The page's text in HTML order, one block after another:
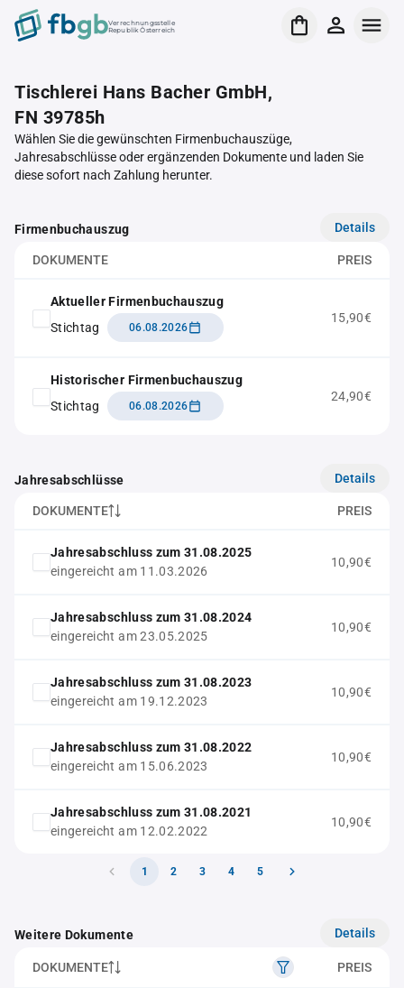
Verrechnungsstelle
Republik Österreich
Tischlerei Hans Bacher GmbH,
FN 39785h
Wählen Sie die gewünschten Firmenbuchauszüge,
Jahresabschlüsse oder ergänzenden Dokumente und laden Sie
diese sofort nach Zahlung herunter.
Firmenbuchauszug Details
DOKUMENTE PREIS
Aktueller Firmenbuchauszug
Stichtag
06.08.2026
15,90€
Historischer Firmenbuchauszug
Stichtag
06.08.2026
24,90€
Jahresabschlüsse Details
DOKUMENTE PREIS
Jahresabschluss zum 31.08.2025
eingereicht am 11.03.2026
10,90€
Jahresabschluss zum 31.08.2024
eingereicht am 23.05.2025
10,90€
Jahresabschluss zum 31.08.2023
eingereicht am 19.12.2023
10,90€
Jahresabschluss zum 31.08.2022
eingereicht am 15.06.2023
10,90€
Jahresabschluss zum 31.08.2021
eingereicht am 12.02.2022
10,90€
1 2 3 4 5
Weitere Dokumente Details
DOKUMENTE PREIS